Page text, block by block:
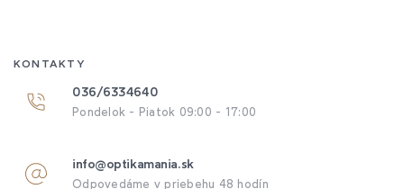
KONTAKTY
036/6334640
Pondelok - Piatok 09:00 - 17:00
info@optikamania.sk
Odpovedáme v priebehu 48 hodín